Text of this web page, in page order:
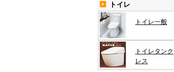
トイレ
トイレ一般
トイレタンク
レス